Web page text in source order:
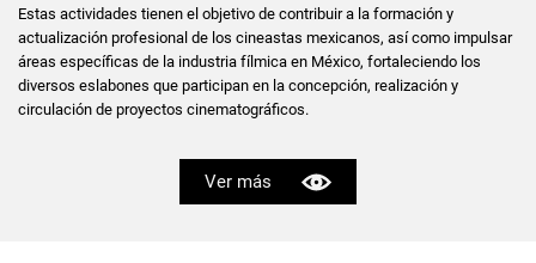
Estas actividades tienen el objetivo de contribuir a la formación y
actualización profesional de los cineastas mexicanos, así como impulsar
áreas específicas de la industria fílmica en México, fortaleciendo los
diversos eslabones que participan en la concepción, realización y
circulación de proyectos cinematográficos.
Ver más